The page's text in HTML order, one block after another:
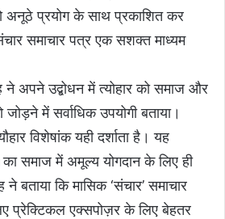
अनूठे प्रयोग के साथ प्रकाशित कर
समाचार पत्र एक सशक्त माध्यम
ने अपने उद्बोधन में त्योहार को समाज और
जोड़ने में सर्वाधिक उपयोगी बताया।
विशेषांक यही दर्शाता है। यह
का समाज में अमूल्य योगदान के लिए ही
बताया कि मासिक ‘संचार’ समाचार
प्रेक्टिकल एक्सपोज़र के लिए बेहतर